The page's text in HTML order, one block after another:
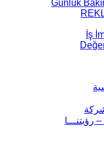
Günlük
İş
رؤيتنـــا